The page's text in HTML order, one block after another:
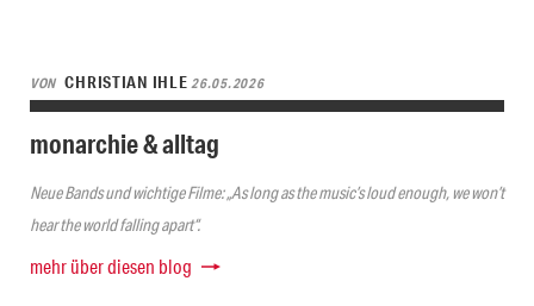
VON CHRISTIAN IHLE26.05.2026
monarchie & alltag
Neue Bands und wichtige Filme: „As long as the music’s loud enough, we won’t
hear the world falling apart“.
mehr über diesen blog